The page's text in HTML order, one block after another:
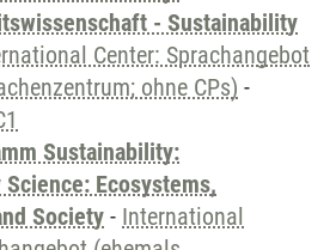
- Sustainability
Center: Sprachangebot
ohne CPs) -
Sustainability:
Ecosystems,
Society - International